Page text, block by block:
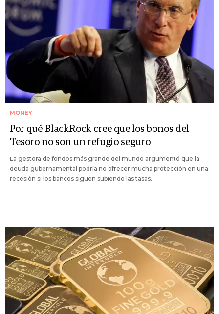
MONEY
Por qué BlackRock cree que los bonos del
Tesoro no son un refugio seguro
La gestora de fondos más grande del mundo argumentó que la
deuda gubernamental podría no ofrecer mucha protección en una
recesión si los bancos siguen subiendo las tasas.